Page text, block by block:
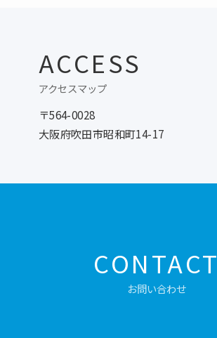
ACCESS
アクセスマップ
〒564-0028
大阪府吹田市昭和町14-17
CONTACT
お問い合わせ